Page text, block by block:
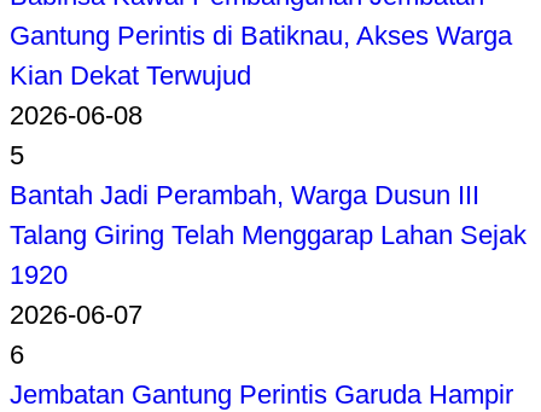
Gantung Perintis di Batiknau, Akses Warga
Kian Dekat Terwujud
2026-06-08
5
Bantah Jadi Perambah, Warga Dusun III
Talang Giring Telah Menggarap Lahan Sejak
1920
2026-06-07
6
Jembatan Gantung Perintis Garuda Hampir